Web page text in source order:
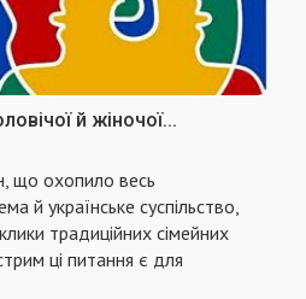
й жіночої...
що охопило весь
й українське суспільство,
традиційних сімейних
ці питання є для